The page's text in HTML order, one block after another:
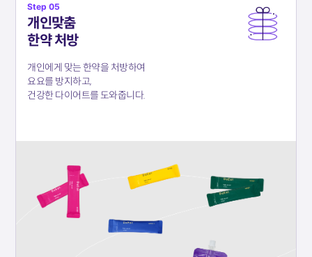
Step 05
개인맞춤
한약 처방
개인에게 맞는 한약을 처방하여
요요를 방지하고,
건강한 다이어트를 도와줍니다.